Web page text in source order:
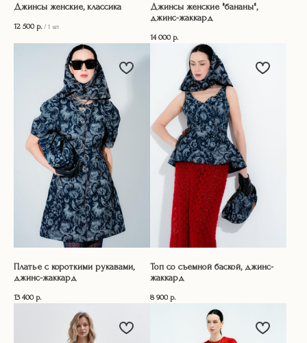
Джинсы женские, классика
12 500 р. / 1 шт
Джинсы женские "бананы",
джинс-жаккард
14 000 р.
Платье с короткими рукавами,
джинс-жаккард
13 400 р.
Топ со съемной баской, джинс-
жаккард
8 900 р.